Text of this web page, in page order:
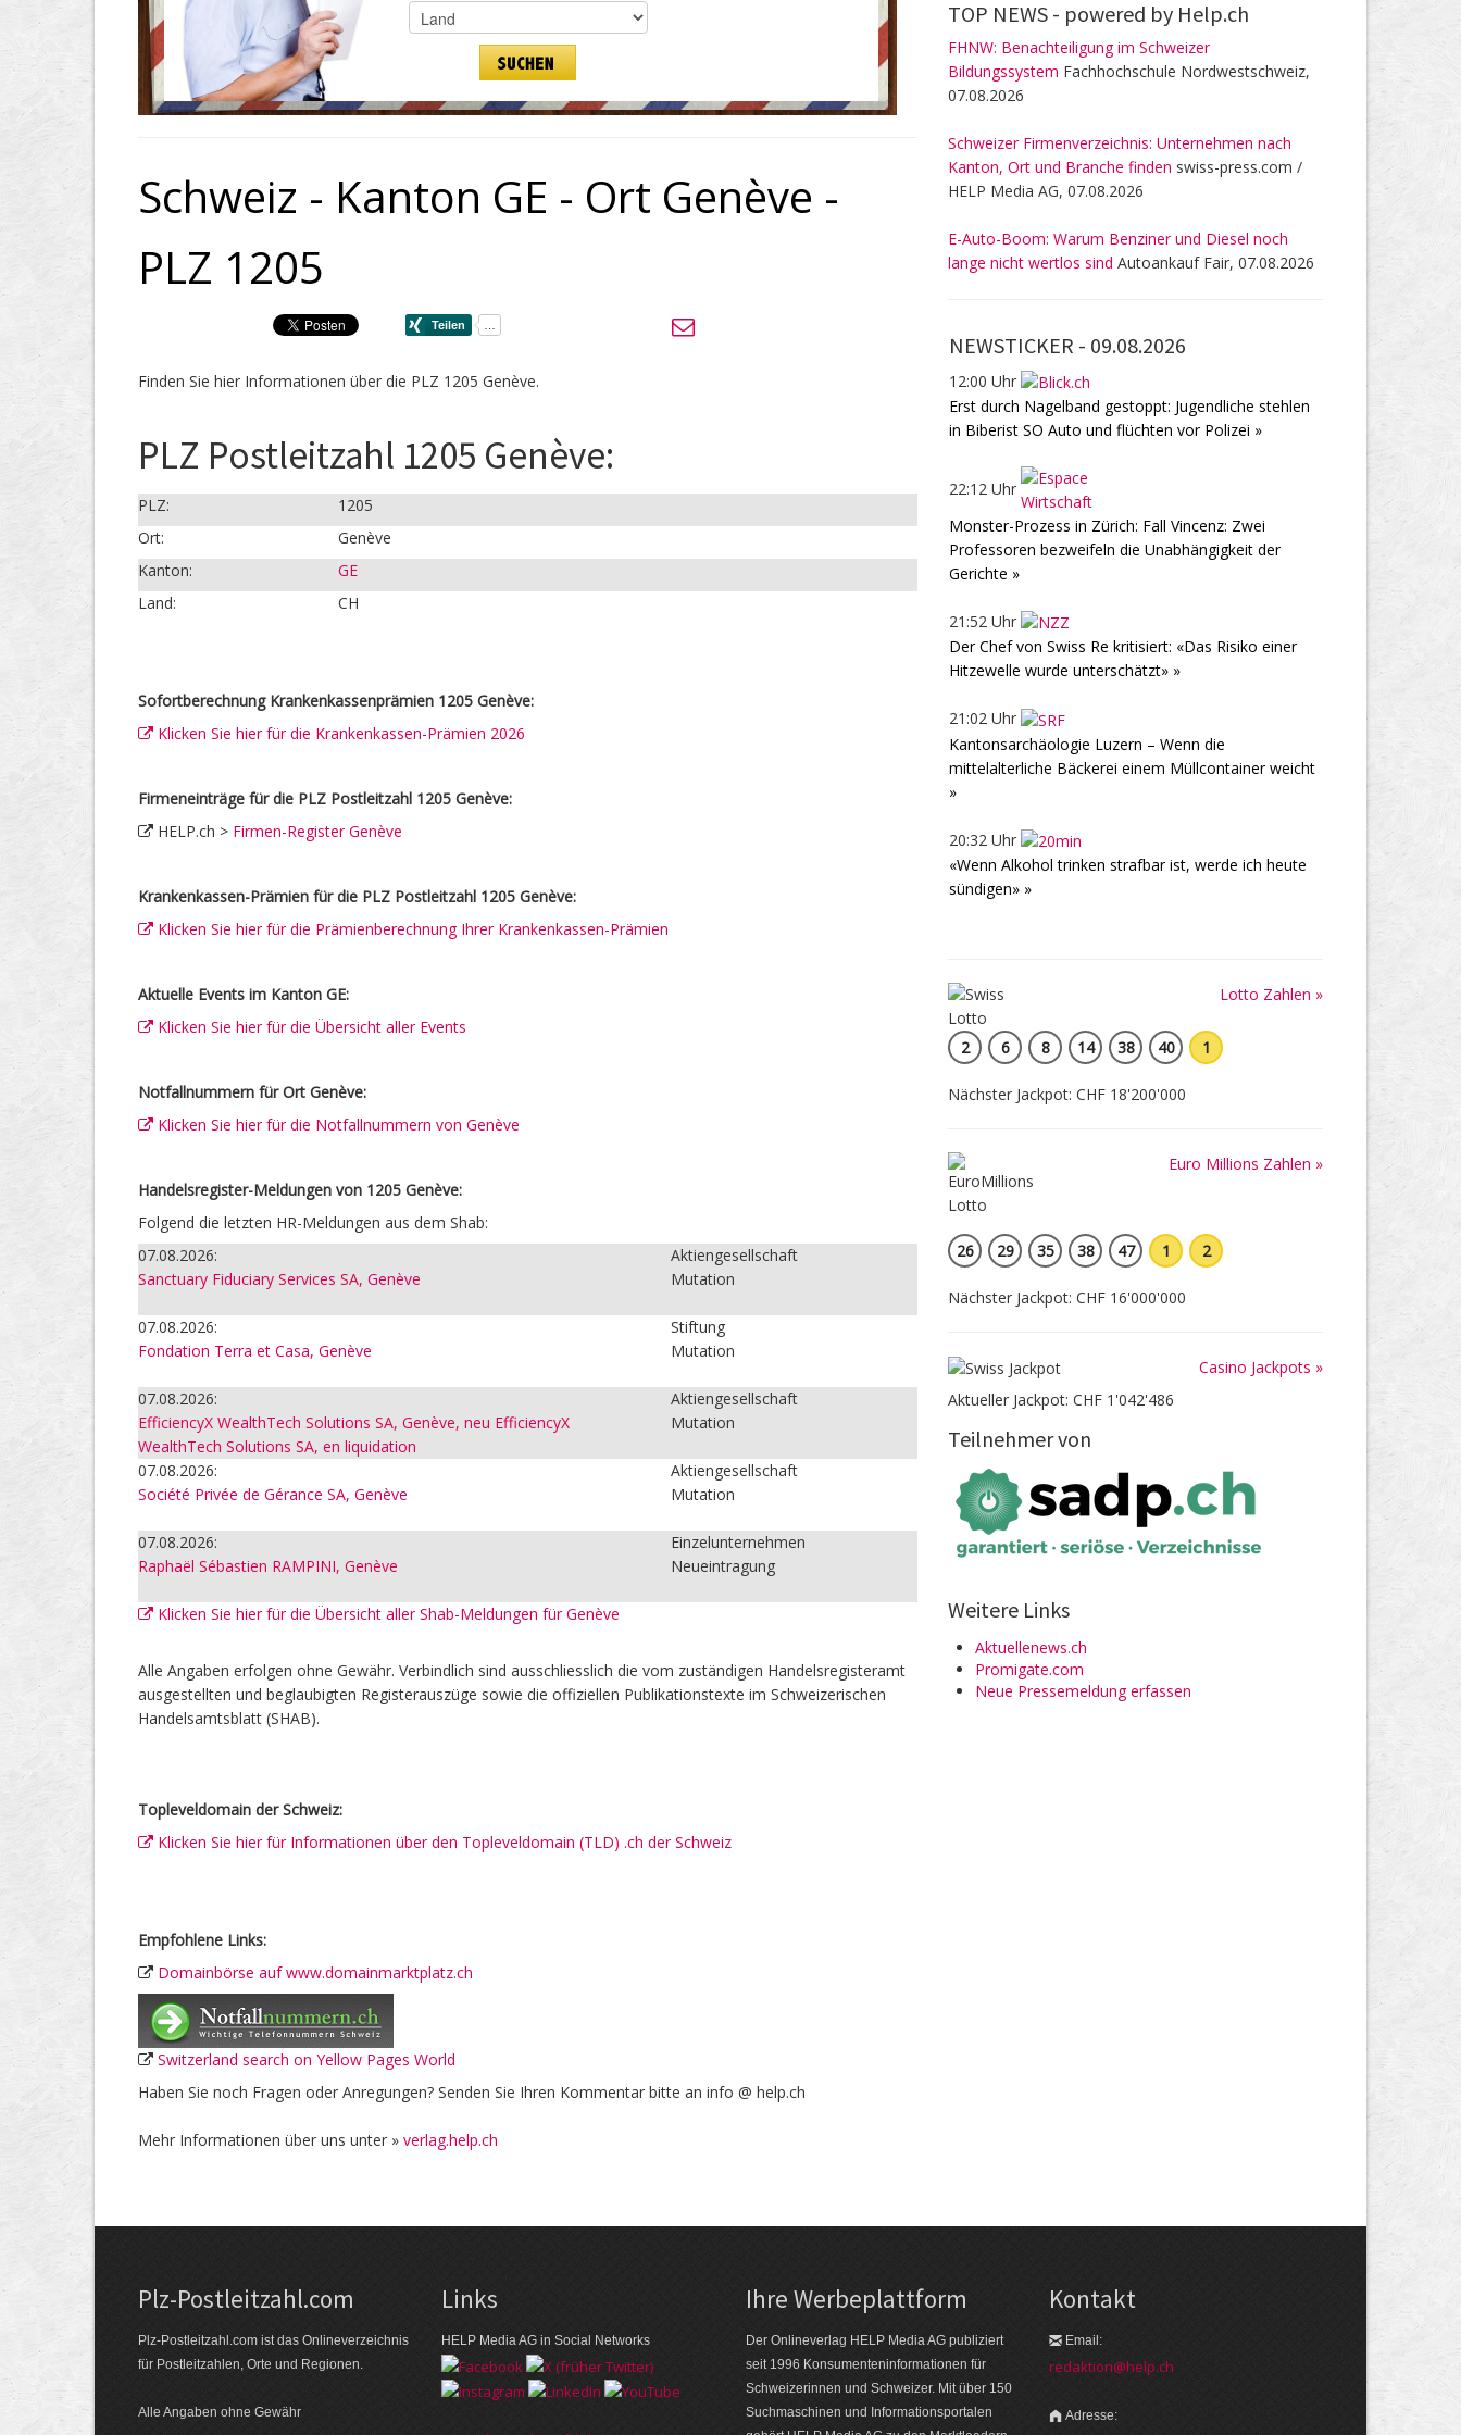
Schweiz - Kanton GE - Ort Genève -
PLZ 1205
Finden Sie hier Informationen über die PLZ 1205 Genève.
PLZ Postleitzahl 1205 Genève:
PLZ:
1205
Ort:
Genève
Kanton:
GE
Land:
CH
Sofortberechnung Krankenkassenprämien 1205 Genève:
Klicken Sie hier für die Krankenkassen-Prämien 2026
Firmeneinträge für die PLZ Postleitzahl 1205 Genève:
HELP.ch > Firmen-Register Genève
Krankenkassen-Prämien für die PLZ Postleitzahl 1205 Genève:
Klicken Sie hier für die Prämienberechnung Ihrer Krankenkassen-Prämien
Aktuelle Events im Kanton GE:
Klicken Sie hier für die Übersicht aller Events
Notfallnummern für Ort Genève:
Klicken Sie hier für die Notfallnummern von Genève
Handelsregister-Meldungen von 1205 Genève:
Folgend die letzten HR-Meldungen aus dem Shab:
07.08.2026:
Sanctuary Fiduciary Services SA, Genève
Aktiengesellschaft
Mutation
07.08.2026:
Fondation Terra et Casa, Genève
Stiftung
Mutation
07.08.2026:
EfficiencyX WealthTech Solutions SA, Genève, neu EfficiencyX
WealthTech Solutions SA, en liquidation
Aktiengesellschaft
Mutation
07.08.2026:
Société Privée de Gérance SA, Genève
Aktiengesellschaft
Mutation
07.08.2026:
Raphaël Sébastien RAMPINI, Genève
Einzelunternehmen
Neueintragung
Klicken Sie hier für die Übersicht aller Shab-Meldungen für Genève
Alle Angaben erfolgen ohne Gewähr. Verbindlich sind ausschliesslich die vom zuständigen Handelsregisteramt
ausgestellten und beglaubigten Registerauszüge sowie die offiziellen Publikationstexte im Schweizerischen
Handelsamtsblatt (SHAB).
Topleveldomain der Schweiz:
Klicken Sie hier für Informationen über den Topleveldomain (TLD) .ch der Schweiz
Empfohlene Links:
Domainbörse auf www.domainmarktplatz.ch
Switzerland search on Yellow Pages World
Haben Sie noch Fragen oder Anregungen? Senden Sie Ihren Kommentar bitte an info @ help.ch
Mehr Informationen über uns unter » verlag.help.ch
TOP NEWS - powered by Help.ch
FHNW: Benachteiligung im Schweizer
Bildungssystem Fachhochschule Nordwestschweiz,
07.08.2026
Schweizer Firmenverzeichnis: Unternehmen nach
Kanton, Ort und Branche finden swiss-press.com /
HELP Media AG, 07.08.2026
E-Auto-Boom: Warum Benziner und Diesel noch
lange nicht wertlos sind Autoankauf Fair, 07.08.2026
NEWSTICKER - 09.08.2026
12:00 Uhr
Erst durch Nagelband gestoppt: Jugendliche stehlen
in Biberist SO Auto und flüchten vor Polizei »
22:12 Uhr
Monster-Prozess in Zürich: Fall Vincenz: Zwei
Professoren bezweifeln die Unabhängigkeit der
Gerichte »
21:52 Uhr
Der Chef von Swiss Re kritisiert: «Das Risiko einer
Hitzewelle wurde unterschätzt» »
21:02 Uhr
Kantonsarchäologie Luzern – Wenn die
mittelalterliche Bäckerei einem Müllcontainer weicht
»
20:32 Uhr
«Wenn Alkohol trinken strafbar ist, werde ich heute
sündigen» »
Lotto Zahlen »
2 6 8 14 38 40 1
Nächster Jackpot: CHF 18'200'000
Euro Millions Zahlen »
26 29 35 38 47 1 2
Nächster Jackpot: CHF 16'000'000
Casino Jackpots »
Aktueller Jackpot: CHF 1'042'486
Teilnehmer von
Weitere Links
Aktuellenews.ch
Promigate.com
Neue Pressemeldung erfassen
Plz-Postleitzahl.com
Plz-Postleitzahl.com ist das Onlineverzeichnis
für Postleitzahlen, Orte und Regionen.
Alle Angaben ohne Gewähr
Links
HELP Media AG in Social Networks
Ihre Werbeplattform
Der Onlineverlag HELP Media AG publiziert
seit 1996 Konsumenten­informationen für
Schweizerinnen und Schweizer. Mit über 150
Suchmaschinen und Informations­portalen
Kontakt
Email:
redaktion@help.ch
Adresse: